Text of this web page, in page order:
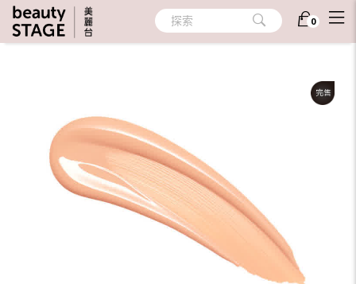
探索 0
首頁/ 彩妝 / 粉底 (液/餅/條/霜/粉盒)